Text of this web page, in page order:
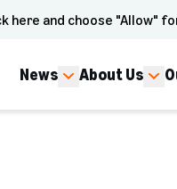
here and choose "Allow"
News About Us